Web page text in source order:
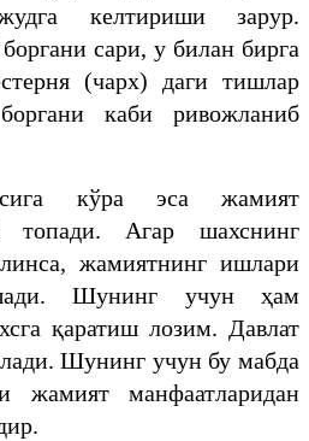
келтириши зарур.
сари, у билан бирга
(чарх) даги тишлар
каби ривожланиб
кўра эса жамият
топади. Агар шахснинг
жамиятнинг ишлари
Шунинг учун ҳам
қаратиш лозим. Давлат
Шунинг учун бу мабда
жамият манфаатларидан